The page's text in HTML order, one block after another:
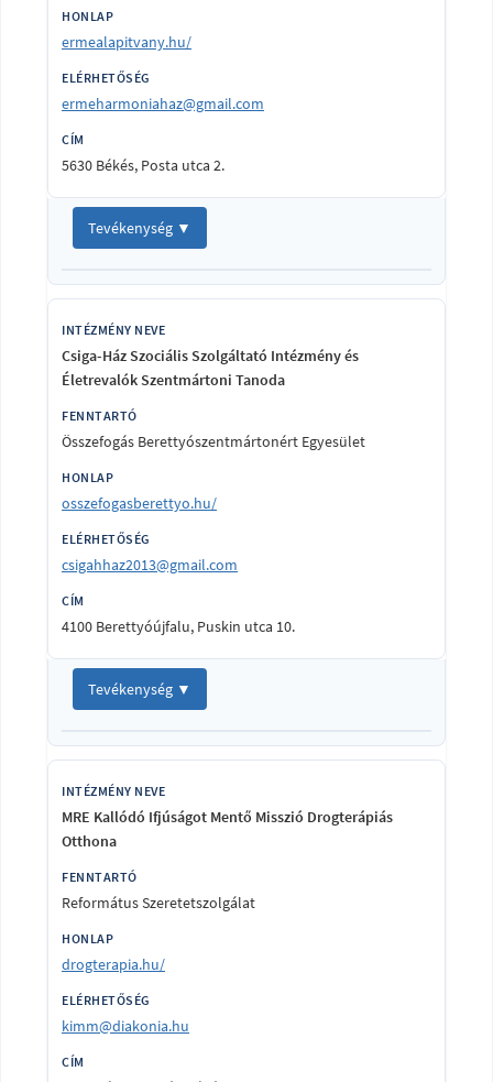
ermealapitvany.hu/
ermeharmoniahaz@gmail.com
5630 Békés, Posta utca 2.
Tevékenység ▼
Csiga-Ház Szociális Szolgáltató Intézmény és
Életrevalók Szentmártoni Tanoda
Összefogás Berettyószentmártonért Egyesület
osszefogasberettyo.hu/
csigahhaz2013@gmail.com
4100 Berettyóújfalu, Puskin utca 10.
Tevékenység ▼
MRE Kallódó Ifjúságot Mentő Misszió Drogterápiás
Otthona
Református Szeretetszolgálat
drogterapia.hu/
kimm@diakonia.hu